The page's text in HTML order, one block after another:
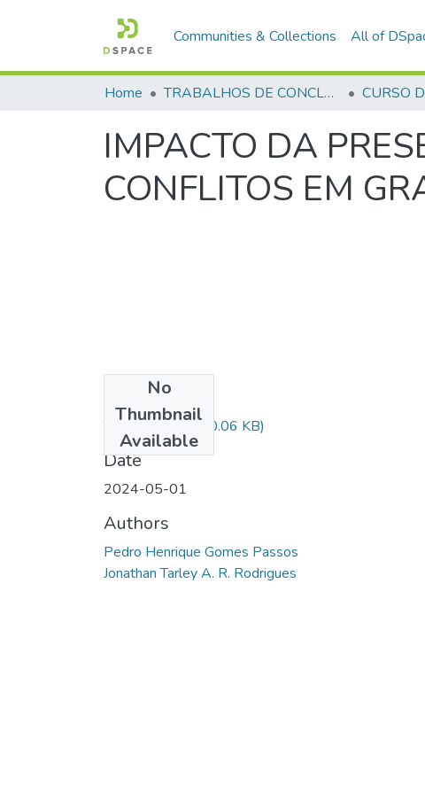
Communities & Collections All of
Home TRABALHOS DE CONCLUSÃO DE CURSO - CFP (CURSO DE FORMAÇÃO DE PRAÇAS)
IMPACTO DA
CONFLITOS EM
No
Thumbnail
Available
TCC Final.pdf(350.06 KB)
Date
2024-05-01
Authors
Pedro Henrique Gomes Passos
Jonathan Tarley A. R. Rodrigues